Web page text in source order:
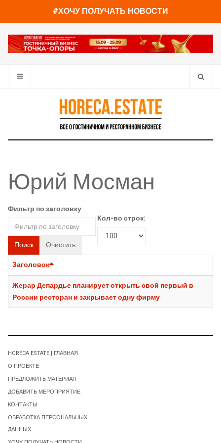
#ХОЧУ ПОЛУЧАТЬ НОВОСТИ
Юрий Мосман
Фильтр по заголовку
Поиск Очистить
Кол-во строк:
Заголовок
Жерар Депардье планирует открыть свой первый в
России ресторан и закрывает одну фирму
HORECA ESTATE | ГЛАВНАЯ
О ПРОЕКТЕ
ПРЕДЛОЖИТЬ МАТЕРИАЛ
ДОБАВИТЬ МЕРОПРИЯТИЕ
КОНТАКТЫ
ОБРАБОТКА ПЕРСОНАЛЬНЫХ
ДАННЫХ